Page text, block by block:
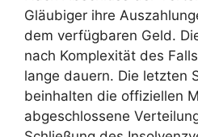
Gläubiger ihre
dem verfügbaren Geld.
nach Komplexität des
lange dauern. Die letzten
beinhalten die offiziellen
abgeschlossene